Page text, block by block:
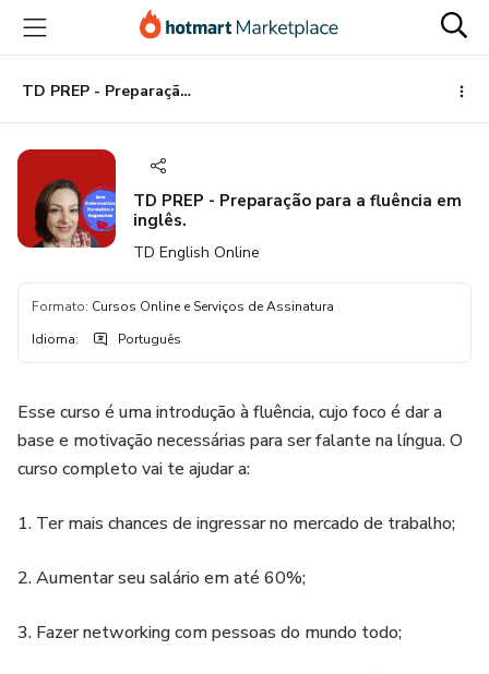
para
conteúdo
principal
para
pagamento
para
rodapé
TD PREP - Preparação para a fluência em inglês.
TD PREP - Preparação para a fluência em
inglês.
TD English Online
Formato: Cursos Online e Serviços de Assinatura
Idioma: Português
Esse curso é uma introdução à fluência, cujo foco é dar a
base e motivação necessárias para ser falante na língua. O
curso completo vai te ajudar a:
1. Ter mais chances de ingressar no mercado de trabalho;
2. Aumentar seu salário em até 60%;
3. Fazer networking com pessoas do mundo todo;